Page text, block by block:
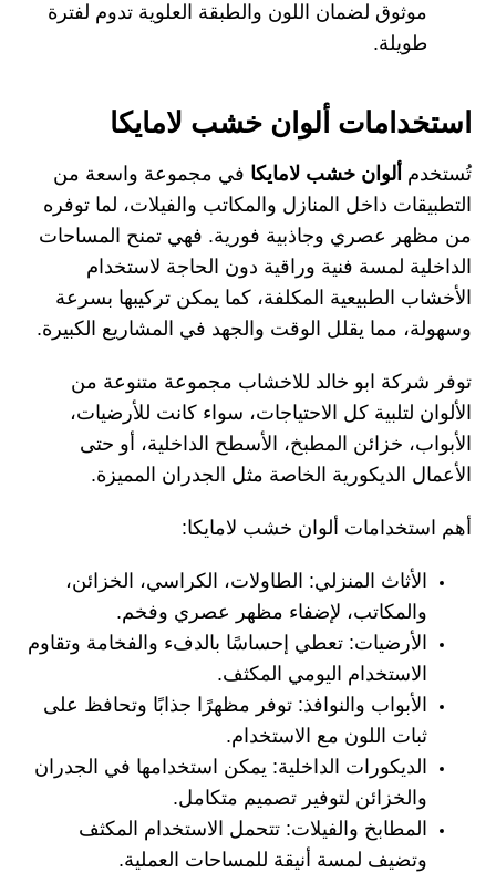
موثوق لضمان اللون والطبقة العلوية تدوم لفترة
طويلة.
استخدامات ألوان خشب لامايكا
تُستخدم ألوان خشب لامايكا في مجموعة واسعة من
التطبيقات داخل المنازل والمكاتب والفيلات، لما توفره
من مظهر عصري وجاذبية فورية. فهي تمنح المساحات
الداخلية لمسة فنية وراقية دون الحاجة لاستخدام
الأخشاب الطبيعية المكلفة، كما يمكن تركيبها بسرعة
وسهولة، مما يقلل الوقت والجهد في المشاريع الكبيرة.
توفر شركة ابو خالد للاخشاب مجموعة متنوعة من
الألوان لتلبية كل الاحتياجات، سواء كانت للأرضيات،
الأبواب، خزائن المطبخ، الأسطح الداخلية، أو حتى
الأعمال الديكورية الخاصة مثل الجدران المميزة.
أهم استخدامات ألوان خشب لامايكا:
الأثاث المنزلي: الطاولات، الكراسي، الخزائن،
والمكاتب، لإضفاء مظهر عصري وفخم.
الأرضيات: تعطي إحساسًا بالدفء والفخامة وتقاوم
الاستخدام اليومي المكثف.
الأبواب والنوافذ: توفر مظهرًا جذابًا وتحافظ على
ثبات اللون مع الاستخدام.
الديكورات الداخلية: يمكن استخدامها في الجدران
والخزائن لتوفير تصميم متكامل.
المطابخ والفيلات: تتحمل الاستخدام المكثف
وتضيف لمسة أنيقة للمساحات العملية.